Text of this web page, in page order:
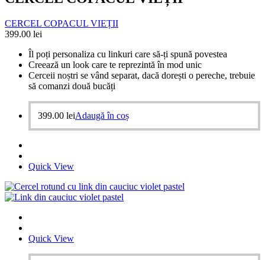
CERCEL COPACUL VIEȚII
399.00 lei
Îl poți personaliza cu linkuri care să-ți spună povestea
Creează un look care te reprezintă în mod unic
Cerceii noștri se vând separat, dacă dorești o pereche, trebuie
să comanzi două bucăți
399.00 leiAdaugă în coș
Quick View
Quick View